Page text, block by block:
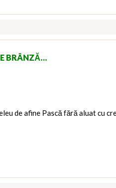
BRÂNZĂ…
de afine Pască fără aluat cu